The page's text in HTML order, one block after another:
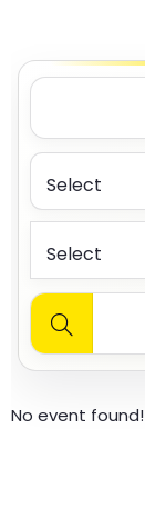
No event found!